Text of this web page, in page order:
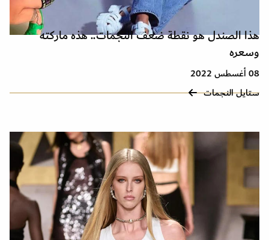
هذا الصندل هو نقطة ضعف النجمات.. هذه ماركته
وسعره
08 أغسطس 2022
ستايل النجمات